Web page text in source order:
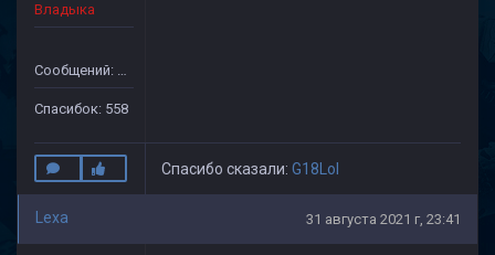
Владыка
Сообщений: 1971
Спасибок: 558
Спасибо сказали: G18Lol
Lexa 31 августа 2021 г, 23:41